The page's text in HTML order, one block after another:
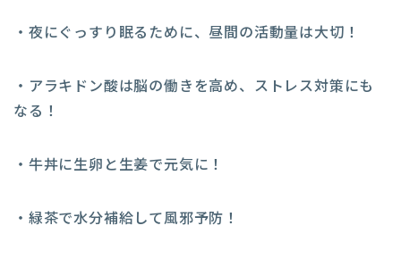
・夜にぐっすり眠るために、昼間の活動量は大切！
・アラキドン酸は脳の働きを高め、ストレス対策にも
なる！
・牛丼に生卵と生姜で元気に！
・緑茶で水分補給して風邪予防！